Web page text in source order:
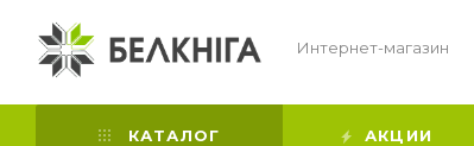
Интернет-магазин
КАТАЛОГ АКЦИИ